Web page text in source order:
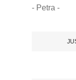
- Petra -